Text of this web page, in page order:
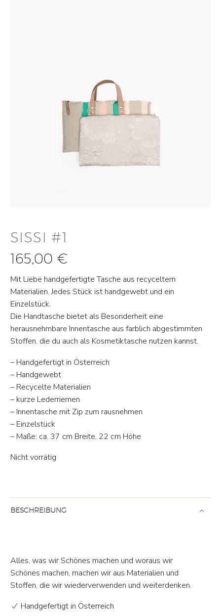
SISSI #1
165,00 €
Mit Liebe handgefertigte Tasche aus recyceltem
Materialien. Jedes Stück ist handgewebt und ein
Einzelstück.
Die Handtasche bietet als Besonderheit eine
herausnehmbare Innentasche aus farblich abgestimmten
Stoffen, die du auch als Kosmetiktasche nutzen kannst.
– Handgefertigt in Österreich
– Handgewebt
– Recycelte Materialien
– kurze Lederriemen
– Innentasche mit Zip zum rausnehmen
– Einzelstück
– Maße: ca. 37 cm Breite, 22 cm Höhe
Nicht vorrätig
BESCHREIBUNG
Alles, was wir Schönes machen und woraus wir
Schönes machen, machen wir aus Materialien und
Stoffen, die wir wiederverwenden und weiterdenken.
Handgefertigt in Österreich